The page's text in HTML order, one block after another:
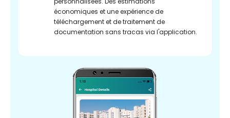
économiques et une expérience de
téléchargement et de traitement de
documentation sans tracas via l'application.